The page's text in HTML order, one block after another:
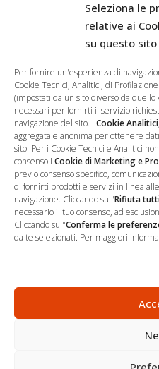
Seleziona le
relative ai
su questo sito
Per fornire un'esperienza di
Cookie Tecnici, Analitici, di
(impostati da un sito diverso da quello
necessari per fornirti il servizio
navigazione del sito. I Cookie Analitici
aggregata e anonima per ottenere
sito. Per i Cookie Tecnici e Analitici
consenso.I Cookie di Marketing e
previo consenso specifico,
di fornirti prodotti e servizi in linea
navigazione. Cliccando su "Rifiuta
necessario il tuo consenso, ad
Cliccando su "Conferma le
da te selezionati. Per maggiori
l’illegittimità del debito.
CONTINUE READING
…